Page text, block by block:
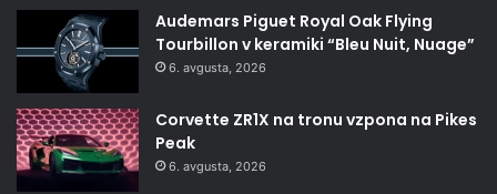
Audemars Piguet Royal Oak Flying
Tourbillon v keramiki “Bleu Nuit, Nuage”
6. avgusta, 2026
Corvette ZR1X na tronu vzpona na Pikes
Peak
6. avgusta, 2026